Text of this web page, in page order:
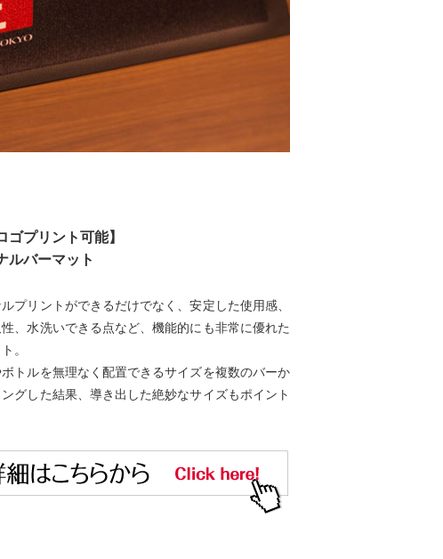
ゴプリント可能】
ルバーマット
プリントができるだけでなく、安定した使用感、
、水洗いできる点など、機能的にも非常に優れた
。
トルを無理なく配置できるサイズを複数のバーか
グした結果、導き出した絶妙なサイズもポイント